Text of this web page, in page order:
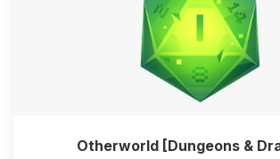
Otherworld [Dungeons &